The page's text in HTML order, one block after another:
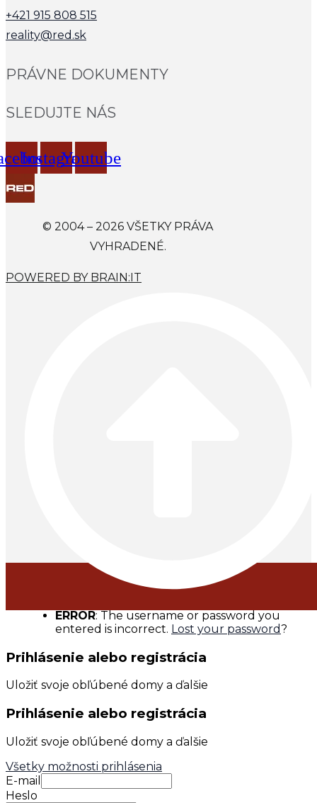
+421 915 808 515
reality@red.sk
PRÁVNE DOKUMENTY
SLEDUJTE NÁS
InstagramYoutube
© 2004 – 2026 VŠETKY PRÁVA
VYHRADENÉ.
POWERED BY BRAIN:IT
ERROR: The username or password you
entered is incorrect. Lost your password?
Prihlásenie alebo registrácia
Uložiť svoje obľúbené domy a ďalšie
Prihlásenie alebo registrácia
Uložiť svoje obľúbené domy a ďalšie
Všetky možnosti prihlásenia
E-mail
Heslo